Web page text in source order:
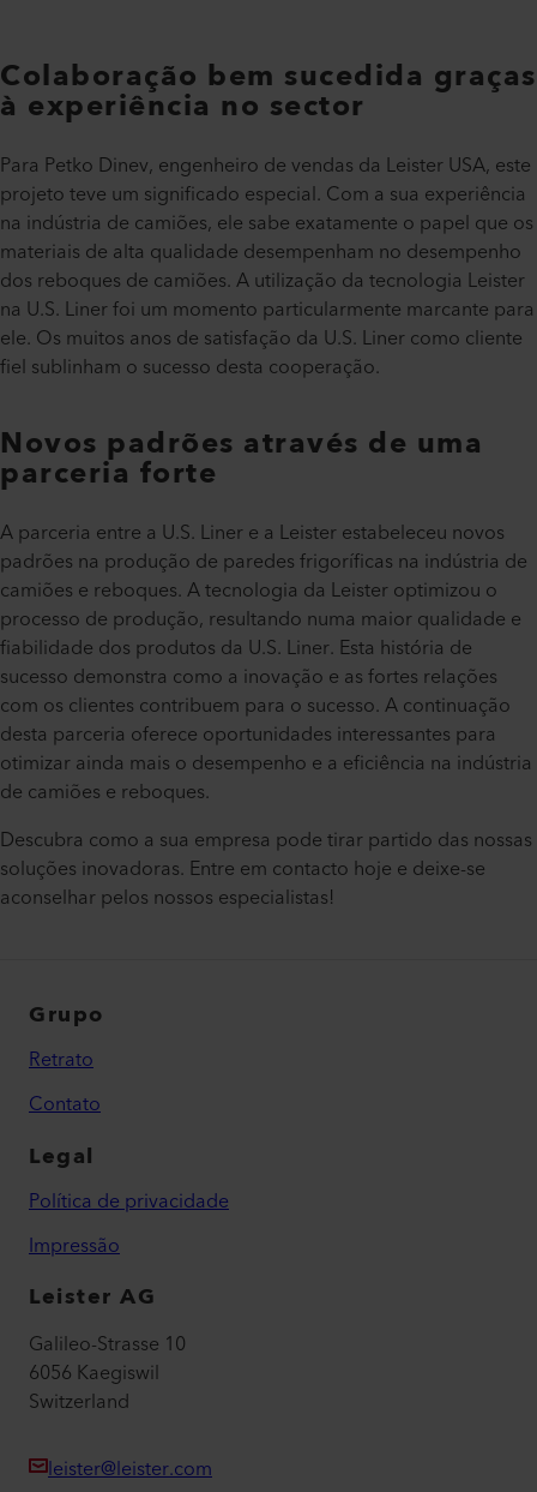
Colaboração bem sucedida graças
à experiência no sector
Para Petko Dinev, engenheiro de vendas da Leister USA, este
projeto teve um significado especial. Com a sua experiência
na indústria de camiões, ele sabe exatamente o papel que os
materiais de alta qualidade desempenham no desempenho
dos reboques de camiões. A utilização da tecnologia Leister
na U.S. Liner foi um momento particularmente marcante para
ele. Os muitos anos de satisfação da U.S. Liner como cliente
fiel sublinham o sucesso desta cooperação.
Novos padrões através de uma
parceria forte
A parceria entre a U.S. Liner e a Leister estabeleceu novos
padrões na produção de paredes frigoríficas na indústria de
camiões e reboques. A tecnologia da Leister optimizou o
processo de produção, resultando numa maior qualidade e
fiabilidade dos produtos da U.S. Liner. Esta história de
sucesso demonstra como a inovação e as fortes relações
com os clientes contribuem para o sucesso. A continuação
desta parceria oferece oportunidades interessantes para
otimizar ainda mais o desempenho e a eficiência na indústria
de camiões e reboques.
Descubra como a sua empresa pode tirar partido das nossas
soluções inovadoras. Entre em contacto hoje e deixe-se
aconselhar pelos nossos especialistas!
Grupo
Retrato
Contato
Legal
Política de privacidade
Impressão
Leister AG
Galileo-Strasse 10
6056 Kaegiswil
Switzerland
leister@leister.com